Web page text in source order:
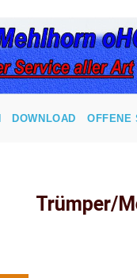
DOWNLOAD OFFENE
Trümper/